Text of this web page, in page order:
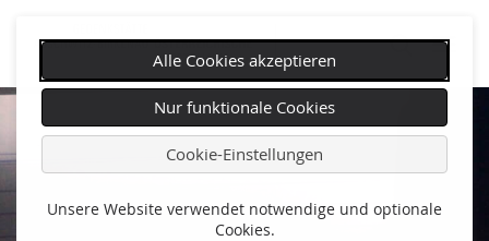
Alle Cookies akzeptieren
Nur funktionale Cookies
Cookie-Einstellungen
Unsere Website verwendet notwendige und optionale
Cookies.
Navigation
überspringen